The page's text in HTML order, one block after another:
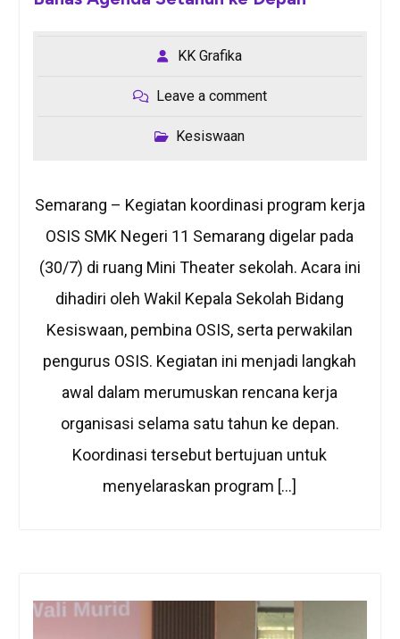
KK Grafika
Leave a comment
Kesiswaan
Semarang – Kegiatan koordinasi program kerja
OSIS SMK Negeri 11 Semarang digelar pada
(30/7) di ruang Mini Theater sekolah. Acara ini
dihadiri oleh Wakil Kepala Sekolah Bidang
Kesiswaan, pembina OSIS, serta perwakilan
pengurus OSIS. Kegiatan ini menjadi langkah
awal dalam merumuskan rencana kerja
organisasi selama satu tahun ke depan.
Koordinasi tersebut bertujuan untuk
menyelaraskan program […]